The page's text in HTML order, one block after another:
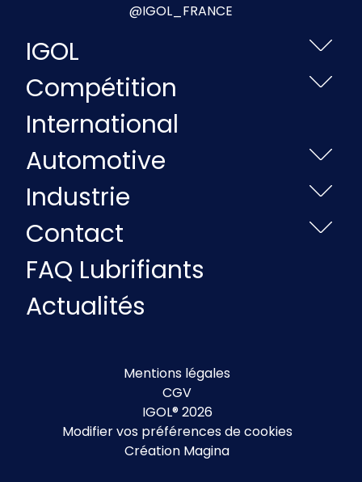
@IGOL_FRANCE
IGOL
Compétition
International
Automotive
Industrie
Contact
FAQ Lubrifiants
Actualités
Mentions légales
CGV
IGOL® 2026
Modifier vos préférences de cookies
Création Magina